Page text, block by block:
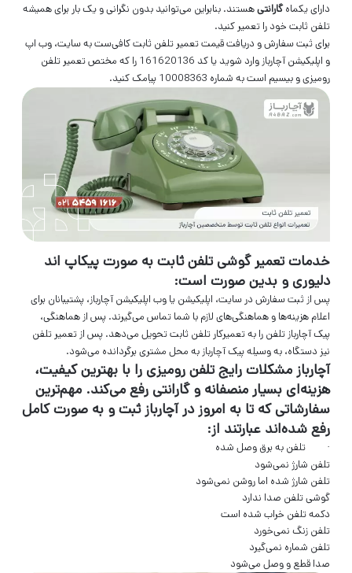
دارای یکماهگارانتیهستند. بنابراین می‌توانید بدون نگرانی و یک بار برای همیشه
تلفن ثابت خود را تعمیر کنید.
برای ثبت سفارش و دریافت قیمت تعمیر تلفن ثابت کافی‌ست به سایت، وب اپ
و اپلیکیشن آچارباز وارد شوید یا کد 161620136 را که مختص تعمیر تلفن
رومیزی و بیسیم است به شماره 10008363 پیامک کنید.
خدمات تعمیر گوشی تلفن ثابت به صورت پیکاپ اند
دلیوری و بدین صورت است:
پس از ثبت سفارش در سایت، اپلیکیشن یا وب اپلیکیشن آچارباز، پشتیبانان برای
اعلام هزینه‌ها و هماهنگی‌های لازم با شما تماس می‌گیرند. پس از هماهنگی،
پیک آچارباز تلفن را به تعمیرکار تلفن ثابت تحویل می‌دهد. پس از تعمیر تلفن
نیز دستگاه، به وسیله پیک آچارباز به محل مشتری برگردانده می‌شود.
آچارباز مشکلات رایج تلفن رومیزی را با بهترین کیفیت،
هزینه‌ای بسیار منصفانه و گارانتی رفع می‌کند. مهم‌ترین
سفارشاتی که تا به امروز در آچارباز ثبت و به صورت کامل
رفع شده‌اند عبارتند از:
· تلفن به برق وصل شده
تلفن شارژ نمی‌شود
تلفن شارژ شده اما روشن نمی‌شود
گوشی تلفن صدا ندارد
دکمه تلفن خراب شده است
تلفن زنگ نمی‌خورد
تلفن شماره نمی‌گیرد
صدا قطع و وصل می‌شود